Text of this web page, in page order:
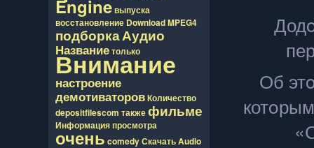
Engineвыпуска
восcтановление DownloadMPEG4
подборкаАудио
Названиетолько
Внимание
настроение
демотиваторовКоличество
depositfilescom такжефильме
Информацияпросмотра
очень comedyСкачатьAudio
Об